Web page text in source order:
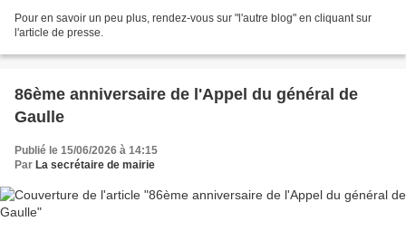
Pour en savoir un peu plus, rendez-vous sur "l'autre blog" en cliquant sur
l'article de presse.
86ème anniversaire de l'Appel du général de
Gaulle
Publié le 15/06/2026 à 14:15
Par La secrétaire de mairie